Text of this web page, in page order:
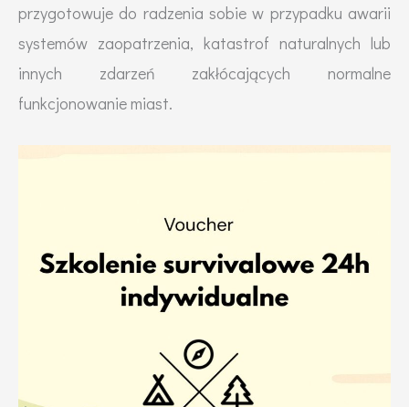
przygotowuje do radzenia sobie w przypadku awarii
systemów zaopatrzenia, katastrof naturalnych lub
innych zdarzeń zakłócających normalne
funkcjonowanie miast.